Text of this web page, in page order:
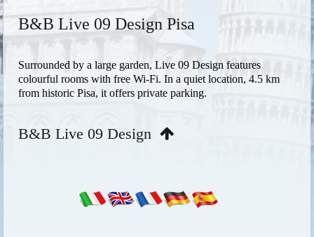
B&B Live 09 Design Pisa
Surrounded by a large garden, Live 09 Design features
colourful rooms with free Wi-Fi. In a quiet location, 4.5 km
from historic Pisa, it offers private parking.
B&B Live 09 Design